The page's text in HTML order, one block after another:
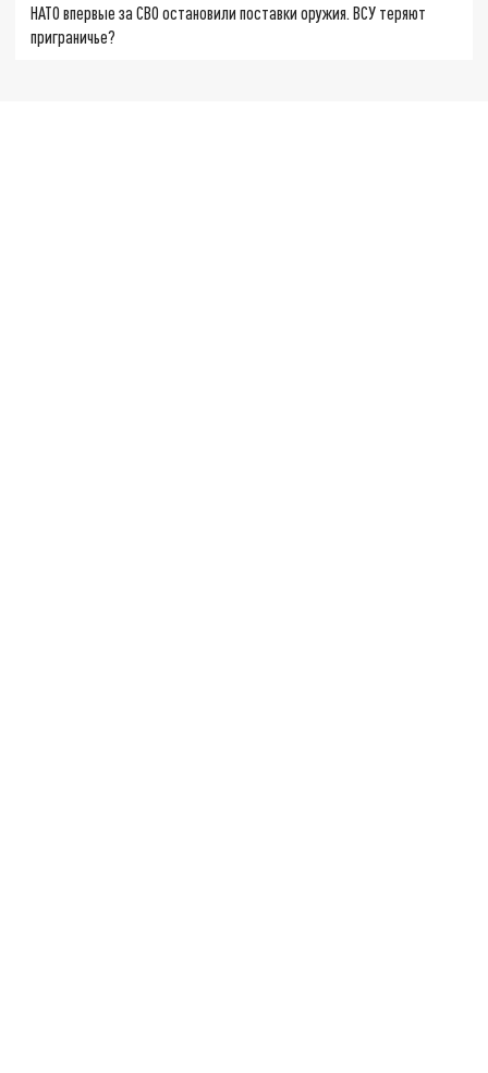
НАТО впервые за СВО остановили поставки оружия. ВСУ теряют
приграничье?